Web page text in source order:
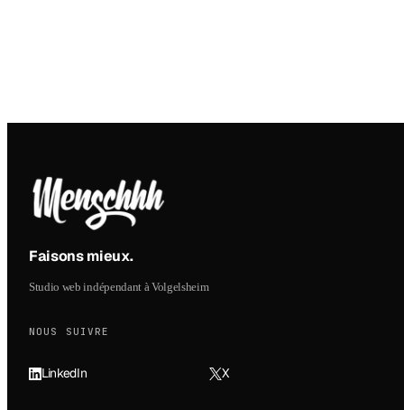
Faisons mieux.
Studio web indépendant à Volgelsheim
NOUS SUIVRE
LinkedIn X